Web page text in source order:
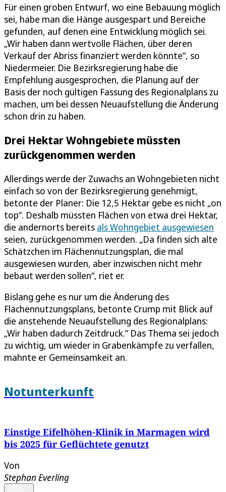
Für einen groben Entwurf, wo eine Bebauung möglich
sei, habe man die Hänge ausgespart und Bereiche
gefunden, auf denen eine Entwicklung möglich sei.
„Wir haben dann wertvolle Flächen, über deren
Verkauf der Abriss finanziert werden könnte“, so
Niedermeier. Die Bezirksregierung habe die
Empfehlung ausgesprochen, die Planung auf der
Basis der noch gültigen Fassung des Regionalplans zu
machen, um bei dessen Neuaufstellung die Änderung
schon drin zu haben.
Drei Hektar Wohngebiete müssten
zurückgenommen werden
Allerdings werde der Zuwachs an Wohngebieten nicht
einfach so von der Bezirksregierung genehmigt,
betonte der Planer: Die 12,5 Hektar gebe es nicht „on
top“. Deshalb müssten Flächen von etwa drei Hektar,
die andernorts bereits als Wohngebiet ausgewiesen
seien, zurückgenommen werden. „Da finden sich alte
Schätzchen im Flächennutzungsplan, die mal
ausgewiesen wurden, aber inzwischen nicht mehr
bebaut werden sollen“, riet er.
Bislang gehe es nur um die Änderung des
Flächennutzungsplans, betonte Crump mit Blick auf
die anstehende Neuaufstellung des Regionalplans:
„Wir haben dadurch Zeitdruck.“ Das Thema sei jedoch
zu wichtig, um wieder in Grabenkämpfe zu verfallen,
mahnte er Gemeinsamkeit an.
Notunterkunft
Einstige Eifelhöhen-Klinik in Marmagen wird
bis 2025 für Geflüchtete genutzt
Von
Stephan Everling